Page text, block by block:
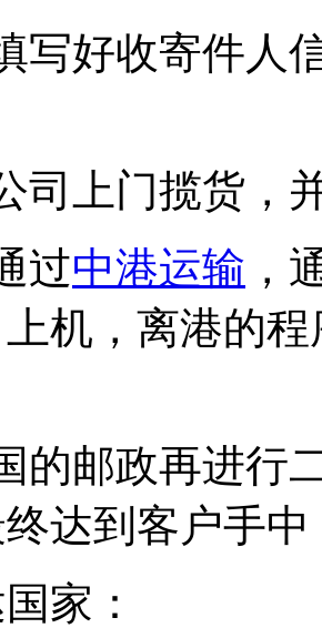
写好收寄件人
司上门揽货，
过中港运输 ，
机，离港的
的邮政再进行
达到客户手
家：